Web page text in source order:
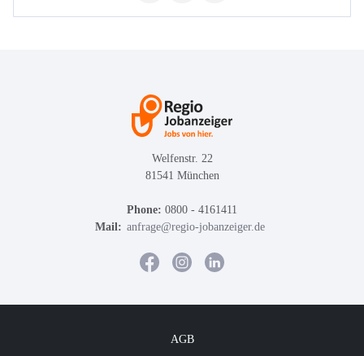
Welfenstr. 22
81541 München
Phone: 0800 - 4161411
Mail: anfrage@regio-jobanzeiger.de
AGB